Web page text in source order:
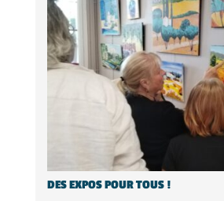
DES EXPOS POUR TOUS !